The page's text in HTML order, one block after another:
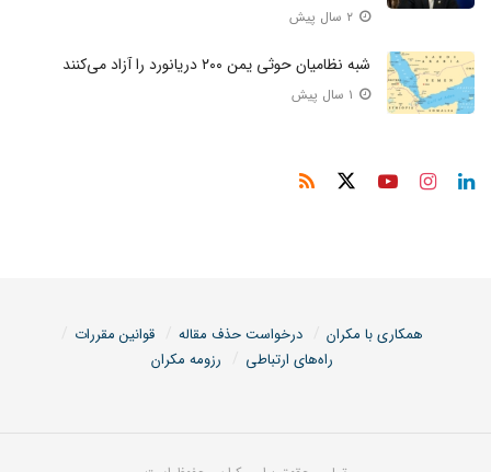
شبه نظامیان حوثی یمن ۲۰۰ دریانورد را آزاد می‌کنند
همکاری با مکران درخواست حذف مقاله
قوانین مقررات
راه‌های ارتباطی
رزومه مکران